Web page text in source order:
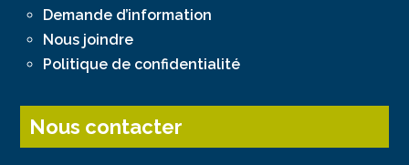
Demande d’information
Nous joindre
Politique de confidentialité
Nous contacter